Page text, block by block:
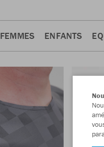
FEMMES ENFANTS